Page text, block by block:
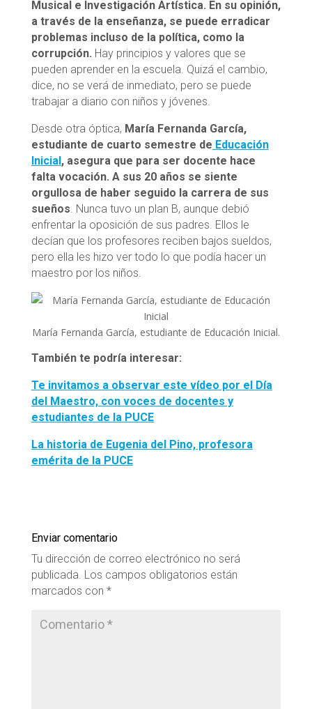
Musical e Investigación Artística. En su opinión,
a través de la enseñanza, se puede erradicar
problemas incluso de la política, como la
corrupción. Hay principios y valores que se
pueden aprender en la escuela. Quizá el cambio,
dice, no se verá de inmediato, pero se puede
trabajar a diario con niños y jóvenes.
Desde otra óptica, María Fernanda García,
estudiante de cuarto semestre de Educación
Inicial, asegura que para ser docente hace
falta vocación. A sus 20 años se siente
orgullosa de haber seguido la carrera de sus
sueños . Nunca tuvo un plan B, aunque debió
enfrentar la oposición de sus padres. Ellos le
decían que los profesores reciben bajos sueldos,
pero ella les hizo ver todo lo que podía hacer un
maestro por los niños.
María Fernanda García, estudiante de Educación Inicial.
También te podría interesar:
Te invitamos a observar este vídeo por el Día
del Maestro, con voces de docentes y
estudiantes de la PUCE
La historia de Eugenia del Pino, profesora
emérita de la PUCE
Enviar comentario
Tu dirección de correo electrónico no será
publicada. Los campos obligatorios están
marcados con *